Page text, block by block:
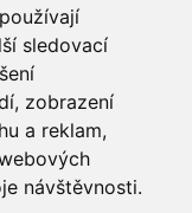
sledovací
zobrazení
a reklam,
návštěvnosti.
Ostrava
ke
facebook